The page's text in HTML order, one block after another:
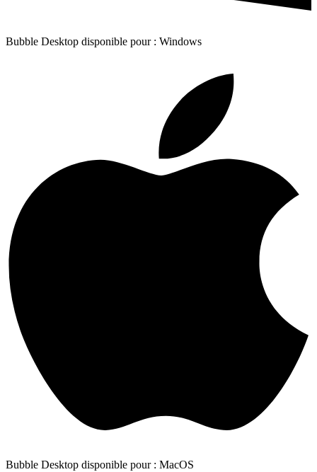
Bubble Desktop disponible pour : Windows
Bubble Desktop disponible pour : MacOS